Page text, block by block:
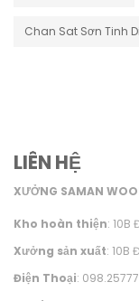
Chan Sat Sơn Tinh
LIÊN HỆ
XƯỞNG SAMAN
Kho hoàn thiện: 10B
Xưởng sản xuất: 10B
Điện Thoại: